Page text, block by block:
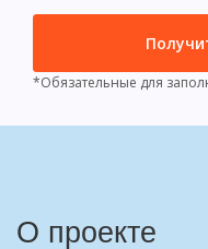
*Обязательные для
О проекте